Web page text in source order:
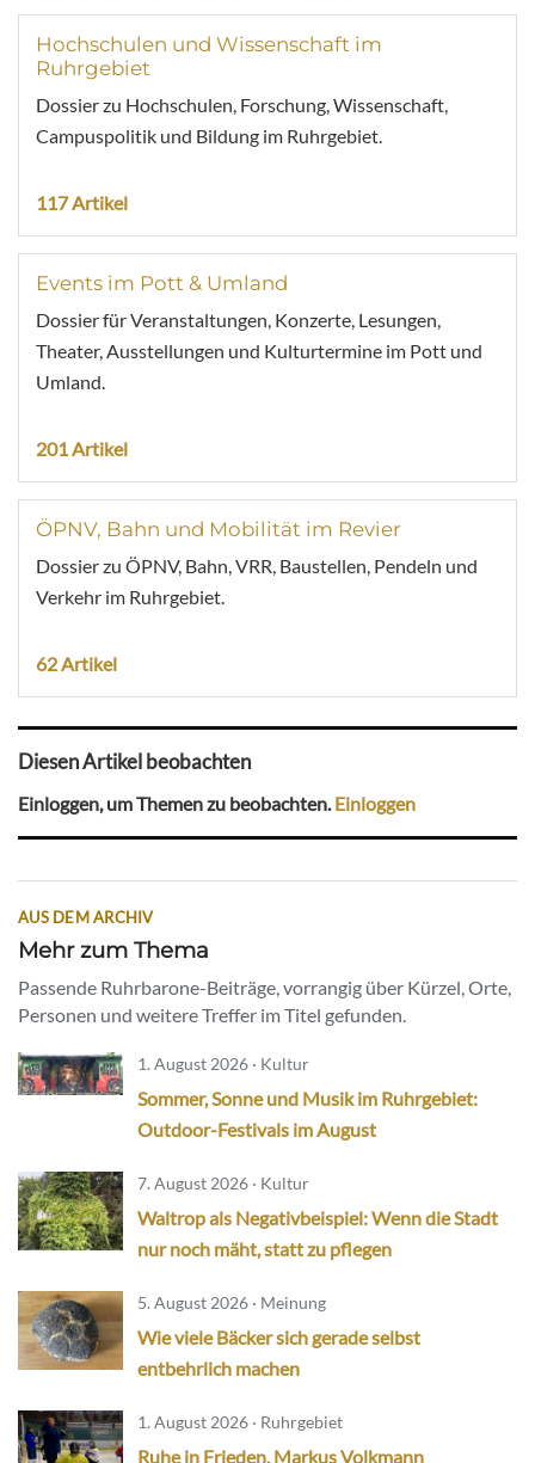
Hochschulen und Wissenschaft im
Ruhrgebiet
Dossier zu Hochschulen, Forschung, Wissenschaft,
Campuspolitik und Bildung im Ruhrgebiet.
117 Artikel
Events im Pott & Umland
Dossier für Veranstaltungen, Konzerte, Lesungen,
Theater, Ausstellungen und Kulturtermine im Pott und
Umland.
201 Artikel
ÖPNV, Bahn und Mobilität im Revier
Dossier zu ÖPNV, Bahn, VRR, Baustellen, Pendeln und
Verkehr im Ruhrgebiet.
62 Artikel
Diesen Artikel beobachten
Einloggen, um Themen zu beobachten.Einloggen
AUS DEM ARCHIV
Mehr zum Thema
Passende Ruhrbarone-Beiträge, vorrangig über Kürzel, Orte,
Personen und weitere Treffer im Titel gefunden.
1. August 2026 · Kultur
Sommer, Sonne und Musik im Ruhrgebiet:
Outdoor-Festivals im August
7. August 2026 · Kultur
Waltrop als Negativbeispiel: Wenn die Stadt
nur noch mäht, statt zu pflegen
5. August 2026 · Meinung
Wie viele Bäcker sich gerade selbst
entbehrlich machen
1. August 2026 · Ruhrgebiet
Ruhe in Frieden, Markus Volkmann